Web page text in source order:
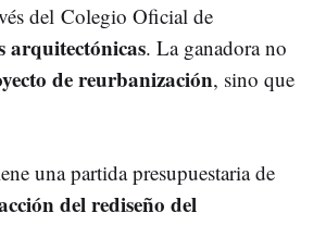
del Colegio Oficial de
arquitectónicas. La ganadora no
de reurbanización, sino que
una partida presupuestaria de
del rediseño del